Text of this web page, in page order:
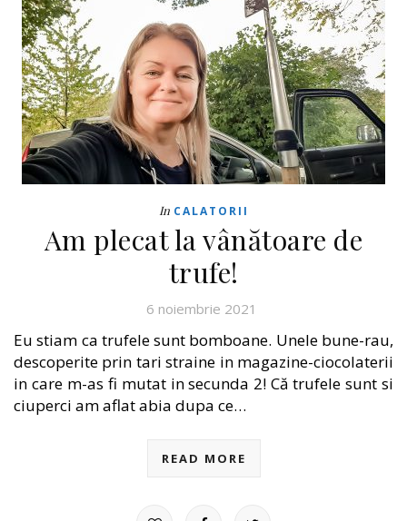
In CALATORII
Am plecat la vânătoare de
trufe!
6 noiembrie 2021
Eu stiam ca trufele sunt bomboane. Unele bune-rau,
descoperite prin tari straine in magazine-ciocolaterii
in care m-as fi mutat in secunda 2! Că trufele sunt si
ciuperci am aflat abia dupa ce…
READ MORE